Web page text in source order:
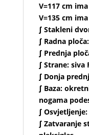
V=117 cm
V=135 cm
∫ Stakleni
∫ Radna
∫ Prednja
∫ Strane: siva
∫ Donja
∫ Baza:
nogama
∫
∫ Zatvaranje